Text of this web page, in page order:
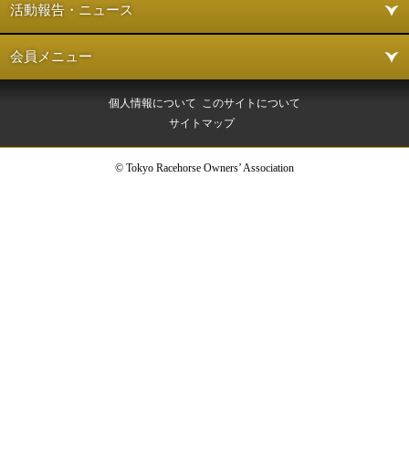
活動報告・ニュース
会員メニュー
個人情報について このサイトについて
サイトマップ
© Tokyo Racehorse Owners’ Association